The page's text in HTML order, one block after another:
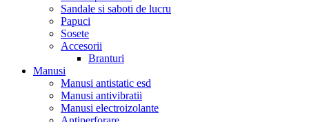
Sandale si saboti de lucru
Papuci
Sosete
Accesorii
Branturi
Manusi
Manusi antistatic esd
Manusi antivibratii
Manusi electroizolante